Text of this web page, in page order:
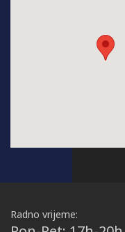
Radno vrijeme: